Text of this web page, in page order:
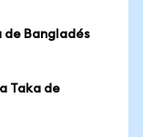
de Bangladés
Taka de